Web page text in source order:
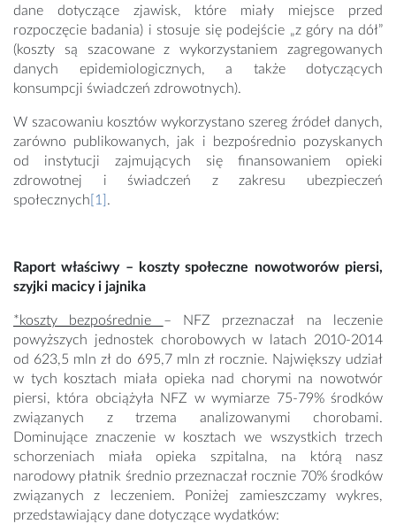
dane dotyczące zjawisk, które miały miejsce przed
rozpoczęcie badania) i stosuje się podejście „z góry na dół”
(koszty są szacowane z wykorzystaniem zagregowanych
danych epidemiologicznych, a także dotyczących
konsumpcji świadczeń zdrowotnych).
W szacowaniu kosztów wykorzystano szereg źródeł danych,
zarówno publikowanych, jak i bezpośrednio pozyskanych
od instytucji zajmujących się finansowaniem opieki
zdrowotnej i świadczeń z zakresu ubezpieczeń
społecznych [1] .
Raport właściwy – koszty społeczne nowotworów piersi,
szyjki macicy i jajnika
*koszty bezpośrednie – NFZ przeznaczał na leczenie
powyższych jednostek chorobowych w latach 2010-2014
od 623,5 mln zł do 695,7 mln zł rocznie. Największy udział
w tych kosztach miała opieka nad chorymi na nowotwór
piersi, która obciążyła NFZ w wymiarze 75-79% środków
związanych z trzema analizowanymi chorobami.
Dominujące znaczenie w kosztach we wszystkich trzech
schorzeniach miała opieka szpitalna, na którą nasz
narodowy płatnik średnio przeznaczał rocznie 70% środków
związanych z leczeniem. Poniżej zamieszczamy wykres,
przedstawiający dane dotyczące wydatków: